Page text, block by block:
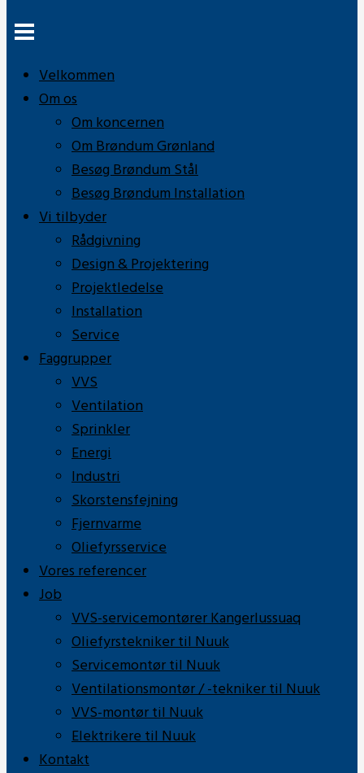
Velkommen
Om os
Om koncernen
Om Brøndum Grønland
Besøg Brøndum Stål
Besøg Brøndum Installation
Vi tilbyder
Rådgivning
Design & Projektering
Projektledelse
Installation
Service
Faggrupper
VVS
Ventilation
Sprinkler
Energi
Industri
Skorstensfejning
Fjernvarme
Oliefyrsservice
Vores referencer
Job
VVS-servicemontører Kangerlussuaq
Oliefyrstekniker til Nuuk
Servicemontør til Nuuk
Ventilationsmontør / -tekniker til Nuuk
VVS-montør til Nuuk
Elektrikere til Nuuk
Kontakt